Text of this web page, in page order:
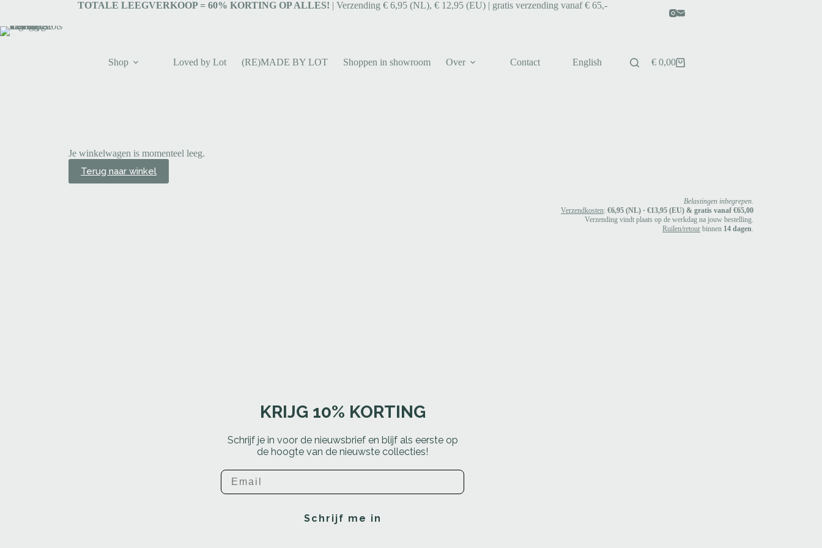
TOTALE LEEGVERKOOP = 60% KORTING OP ALLES! | Verzending € 6,95 (NL), € 12,95 (EU) | gratis verzending vanaf € 65,-
Shop Loved by Lot (RE)MADE BY LOT Shoppen in showroom Over Contact English € 0,00
Je winkelwagen is momenteel leeg.
Terug naar winkel
Belastingen inbegrepen.
Verzendkosten: €6,95 (NL) · €13,95 (EU) & gratis vanaf €65,00
Verzending vindt plaats op de werkdag na jouw bestelling.
Ruilen/retour binnen 14 dagen.
KRIJG 10% KORTING
Schrijf je in voor de nieuwsbrief en blijf als eerste op
de hoogte van de nieuwste collecties!
Email
Schrijf me in